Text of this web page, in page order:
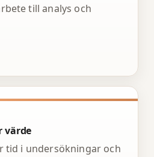
till analys och
värde
tid i undersökningar och